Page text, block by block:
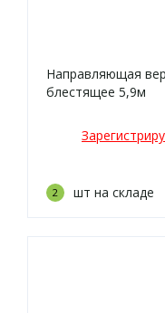
Направляющая
блестящее 5,9м
2 шт на складе